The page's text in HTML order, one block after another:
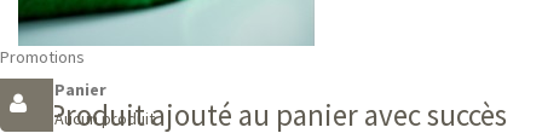
Promotions
Panier
Aucun produit
Produit ajouté au panier avec succès